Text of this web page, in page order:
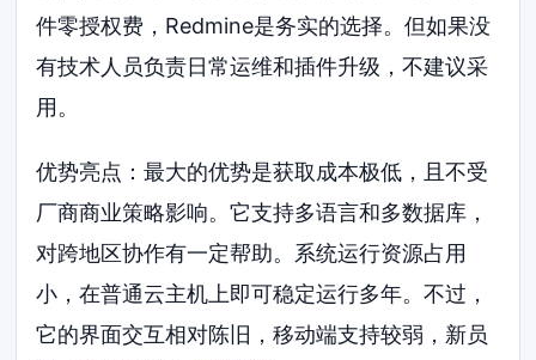
件零授权费，Redmine是务实的选择。但如果没
有技术人员负责日常运维和插件升级，不建议采
用。
优势亮点：最大的优势是获取成本极低，且不受
厂商商业策略影响。它支持多语言和多数据库，
对跨地区协作有一定帮助。系统运行资源占用
小，在普通云主机上即可稳定运行多年。不过，
它的界面交互相对陈旧，移动端支持较弱，新员